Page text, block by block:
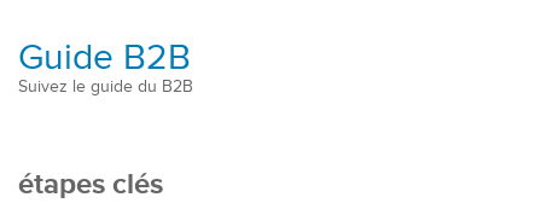
Guide B2B
Suivez le guide du B2B
étapes clés